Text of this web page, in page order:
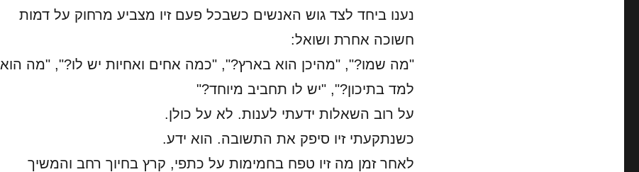
נענו ביחד לצד גוש האנשים כשבכל פעם זיו מצביע מרחוק על דמות
חשוכה אחרת ושואל:
"מה שמו?", "מהיכן הוא בארץ?", "כמה אחים ואחיות יש לו?", "מה הוא
למד בתיכון?", "יש לו תחביב מיוחד?"
על רוב השאלות ידעתי לענות. לא על כולן.
כשנתקעתי זיו סיפק את התשובה. הוא ידע.
לאחר זמן מה זיו טפח בחמימות על כתפי, קרץ בחיוך רחב והמשיך